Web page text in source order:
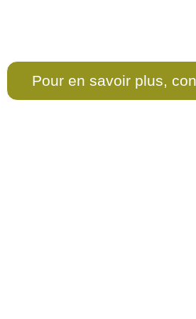
Pour en savoir plus,